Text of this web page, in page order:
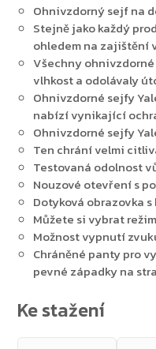
Ohnivzdorný sejf na
Stejně jako každý
ohledem na zajištění
Všechny
vlhkost a odolávaly
Ohnivzdorné sejfy
nabízí vynikající
Ohnivzdorné sejfy
Ten chrání velmi
Testovaná odolnost
Nouzové otevření s
Dotyková obrazovka
Můžete si vybrat
Možnost vypnutí
Chráněné panty pro
pevné západky na